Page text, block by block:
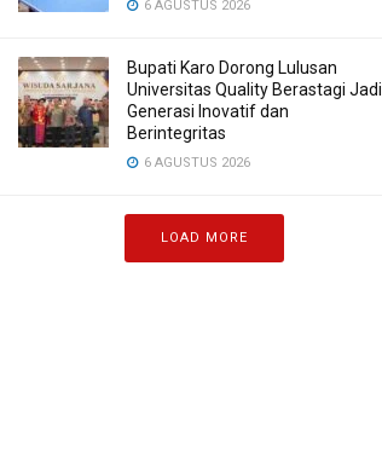
6 AGUSTUS 2026
Bupati Karo Dorong Lulusan
Universitas Quality Berastagi Jadi
Generasi Inovatif dan
Berintegritas
6 AGUSTUS 2026
LOAD MORE